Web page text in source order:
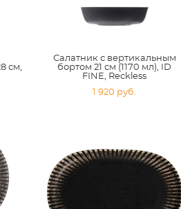
см,
Салатник с вертикальным
бортом 21 см (1170 мл), ID
FINE, Reckless
1 920 pуб.